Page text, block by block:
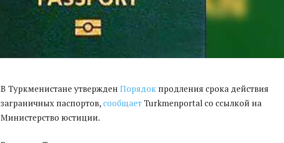
В Туркменистане утвержден Порядок продления срока действия
заграничных паспортов, сообщает Turkmenportal со ссылкой на
Министерство юстиции.